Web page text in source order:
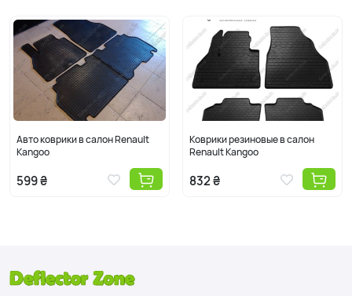
Авто коврики в салон Renault
Kangoo
599 ₴
Коврики резиновые в салон
Renault Kangoo
832 ₴